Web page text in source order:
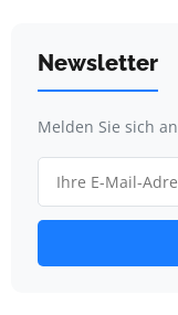
Newsletter
Melden Sie sich